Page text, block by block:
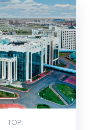
TOP: